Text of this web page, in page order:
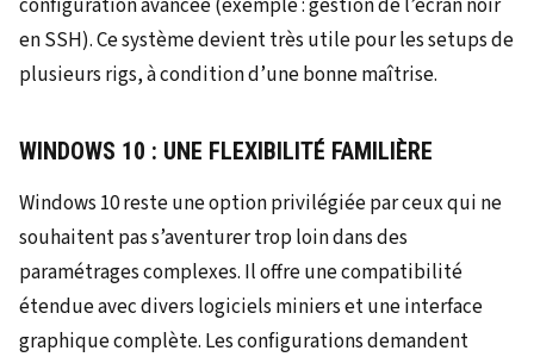
en SSH). Ce système devient très utile pour les setups de
plusieurs rigs, à condition d’une bonne maîtrise.
WINDOWS 10 : UNE FLEXIBILITÉ FAMILIÈRE
Windows 10 reste une option privilégiée par ceux qui ne
souhaitent pas s’aventurer trop loin dans des
paramétrages complexes. Il offre une compatibilité
étendue avec divers logiciels miniers et une interface
graphique complète. Les configurations demandent